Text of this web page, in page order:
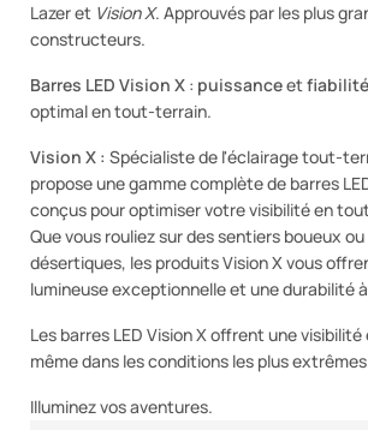
Lazer et Vision X. Approuvés par les plus
constructeurs.
Barres LED Vision X : puissanceetfiabilité
optimal en tout-terrain.
Vision X : Spécialiste de l'éclairage tout-
propose une gamme complète de barres
conçus pour optimiser votre visibilité en
Que vous rouliez sur des sentiers boueux
désertiques, les produits Vision X vous
lumineuse exceptionnelle et une durabilité
Les barres LED Vision X offrent une
même dans les conditions les plus
Illuminez vos aventures.